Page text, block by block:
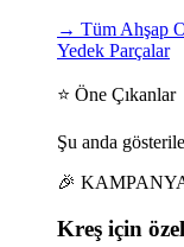
→ Tüm Ahşap
Yedek Parçalar
⭐ Öne Çıkanlar
Şu anda
🎉
Kreş için özel